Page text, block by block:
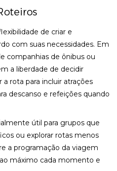
de criar e
com suas necessidades. Em
companhias de ônibus ou
a liberdade de decidir
a rota para incluir atrações
descanso e refeições quando
útil para grupos que
ou explorar rotas menos
a programação da viagem
máximo cada momento e